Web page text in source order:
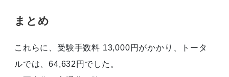
まとめ
これらに、受験手数料 13,000円がかかり、トータ
ルでは、64,632円でした。